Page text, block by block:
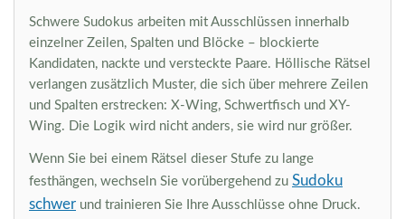
Schwere Sudokus arbeiten mit Ausschlüssen innerhalb
einzelner Zeilen, Spalten und Blöcke – blockierte
Kandidaten, nackte und versteckte Paare. Höllische Rätsel
verlangen zusätzlich Muster, die sich über mehrere Zeilen
und Spalten erstrecken: X-Wing, Schwertfisch und XY-
Wing. Die Logik wird nicht anders, sie wird nur größer.
Wenn Sie bei einem Rätsel dieser Stufe zu lange
festhängen, wechseln Sie vorübergehend zu Sudoku
schwer und trainieren Sie Ihre Ausschlüsse ohne Druck.